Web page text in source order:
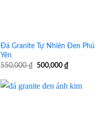
Đá Granite Tự Nhiên Đen Phú
Yên
550,000₫ Giá
550,000 ₫.
500,000₫
là: